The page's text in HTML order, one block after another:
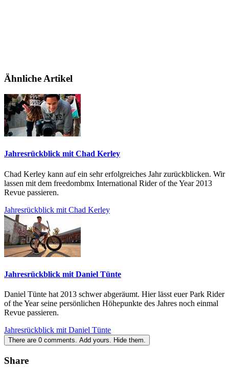
Ähnliche Artikel
Jahresrückblick mit Chad Kerley
Chad Kerley kann auf ein sehr erfolgreiches Jahr zurückblicken. Wir
lassen mit dem freedombmx International Rider of the Year 2013
Revue passieren.
Jahresrückblick mit Chad Kerley
Jahresrückblick mit Daniel Tünte
Daniel Tünte hat 2013 schwer abgeräumt. Hier lässt euer Park Rider
of the Year seine persönlichen Höhepunkte des Jahres noch einmal
Revue passieren.
Jahresrückblick mit Daniel Tünte
There are 0 comments. Add yours. Hide them.
Share